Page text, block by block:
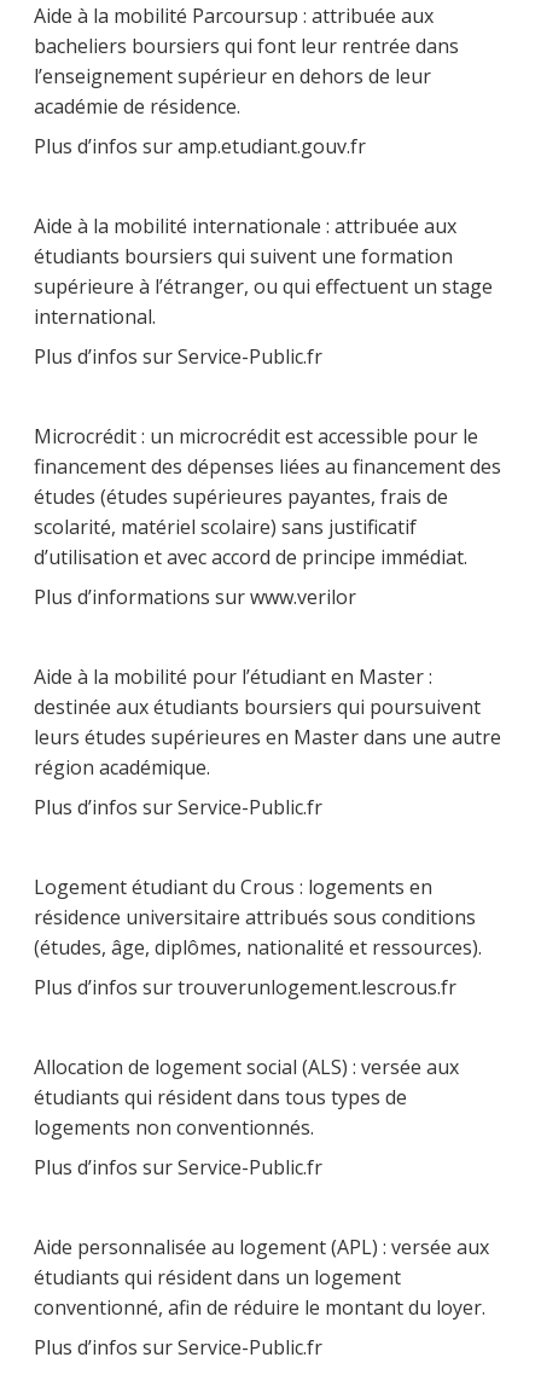
Aide à la mobilité Parcoursup : attribuée aux
bacheliers boursiers qui font leur rentrée dans
l’enseignement supérieur en dehors de leur
académie de résidence.
Plus d’infos sur amp.etudiant.gouv.fr
Aide à la mobilité internationale : attribuée aux
étudiants boursiers qui suivent une formation
supérieure à l’étranger, ou qui effectuent un stage
international.
Plus d’infos sur Service-Public.fr
Microcrédit : un microcrédit est accessible pour le
financement des dépenses liées au financement des
études (études supérieures payantes, frais de
scolarité, matériel scolaire) sans justificatif
d’utilisation et avec accord de principe immédiat.
Plus d’informations sur www.verilor
Aide à la mobilité pour l’étudiant en Master :
destinée aux étudiants boursiers qui poursuivent
leurs études supérieures en Master dans une autre
région académique.
Plus d’infos sur Service-Public.fr
Logement étudiant du Crous : logements en
résidence universitaire attribués sous conditions
(études, âge, diplômes, nationalité et ressources).
Plus d’infos sur trouverunlogement.lescrous.fr
Allocation de logement social (ALS) : versée aux
étudiants qui résident dans tous types de
logements non conventionnés.
Plus d’infos sur Service-Public.fr
Aide personnalisée au logement (APL) : versée aux
étudiants qui résident dans un logement
conventionné, afin de réduire le montant du loyer.
Plus d’infos sur Service-Public.fr